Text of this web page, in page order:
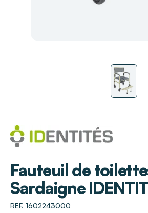
Fauteuil de
Sardaigne
REF. 1602243000